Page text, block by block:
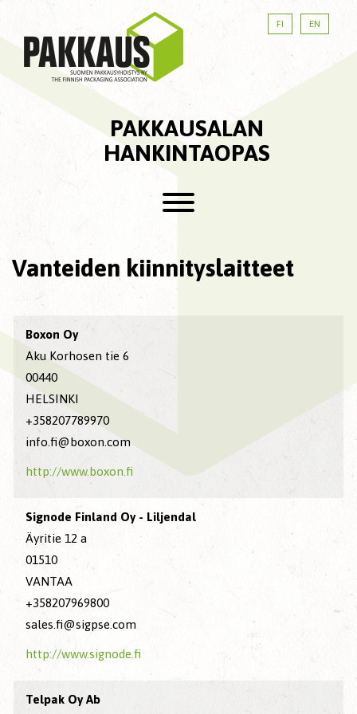
FI EN
PAKKAUSALAN
HANKINTAOPAS
Vanteiden kiinnityslaitteet
Boxon Oy
Aku Korhosen tie 6
00440
HELSINKI
+358207789970
info.fi@boxon.com
http://www.boxon.fi
Signode Finland Oy - Liljendal
Äyritie 12 a
01510
VANTAA
+358207969800
sales.fi@sigpse.com
http://www.signode.fi
Telpak Oy Ab